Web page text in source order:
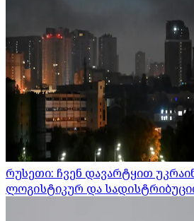
რუსეთი: ჩვენ დავარტყით
ლოგისტიკურ და